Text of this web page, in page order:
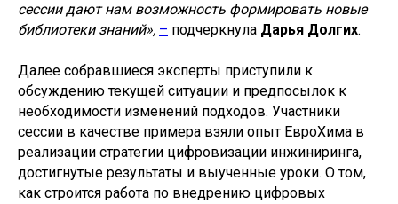
сессии дают нам возможность формировать новые
библиотеки знаний», – подчеркнула Дарья Долгих.
Далее собравшиеся эксперты приступили к
обсуждению текущей ситуации и предпосылок к
необходимости изменений подходов. Участники
сессии в качестве примера взяли опыт ЕвроХима в
реализации стратегии цифровизации инжиниринга,
достигнутые результаты и выученные уроки. О том,
как строится работа по внедрению цифровых
Новости и события